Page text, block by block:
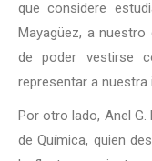
que considere
Mayagüez, a
de poder vestirse
representar a nuestra
Por otro lado, Anel
de Química, quien